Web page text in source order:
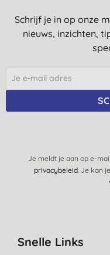
Schrijf je in op onze
nieuws, inzichten,
Je meldt je aan op e-
privacybeleid. Je kan
Snelle Links